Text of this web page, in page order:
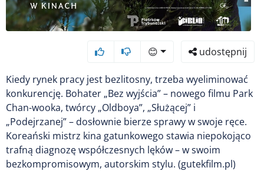
😊 udostępnij
Kiedy rynek pracy jest bezlitosny, trzeba wyeliminować
konkurencję. Bohater „Bez wyjścia” – nowego filmu Park
Chan-wooka, twórcy „Oldboya”, „Służącej” i
„Podejrzanej” – dosłownie bierze sprawy w swoje ręce.
Koreański mistrz kina gatunkowego stawia niepokojąco
trafną diagnozę współczesnych lęków – w swoim
bezkompromisowym, autorskim stylu. (gutekfilm.pl)